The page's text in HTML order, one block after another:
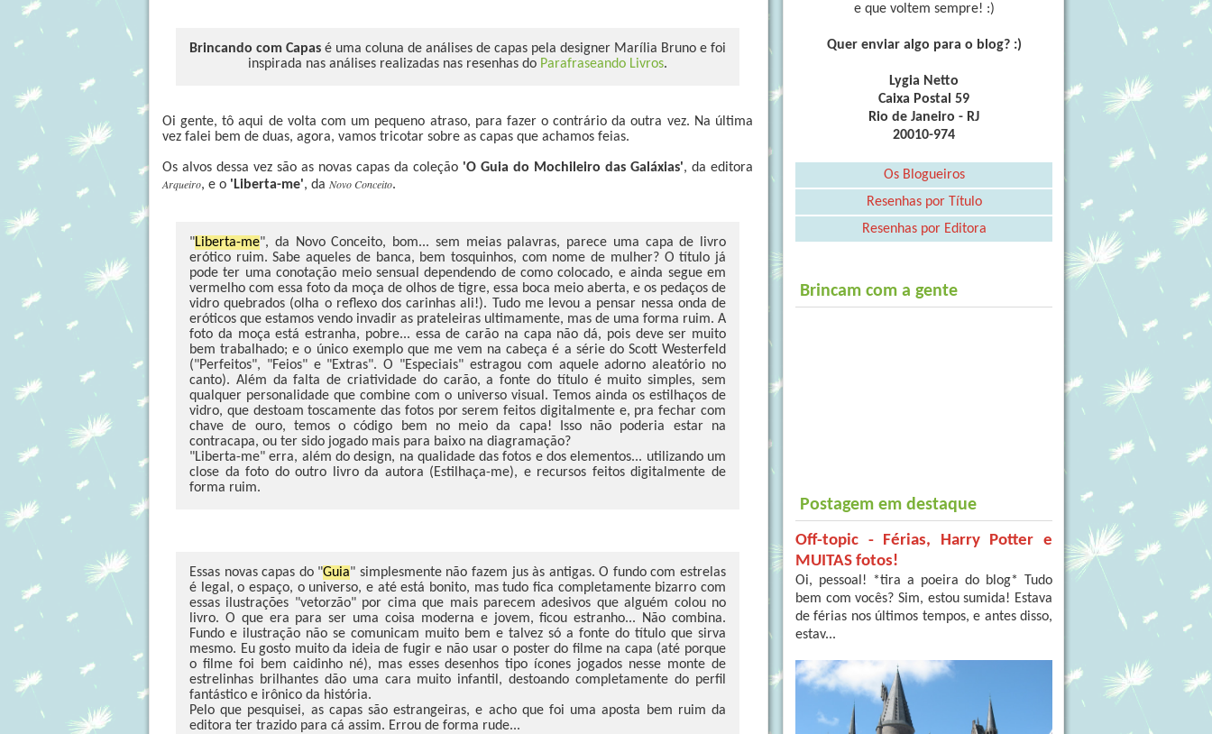
Brincando com Capas é uma coluna de análises de capas pela designer Marília Bruno e foi
inspirada nas análises realizadas nas resenhas do Parafraseando Livros.
Oi gente, tô aqui de volta com um pequeno atraso, para fazer o contrário da outra vez. Na última
vez falei bem de duas, agora, vamos tricotar sobre as capas que achamos feias.
Os alvos dessa vez são as novas capas da coleção 'O Guia do Mochileiro das Galáxias', da editora
Arqueiro, e o 'Liberta-me', da Novo Conceito.
"Liberta-me", da Novo Conceito, bom... sem meias palavras, parece uma capa de livro
erótico ruim. Sabe aqueles de banca, bem tosquinhos, com nome de mulher? O título já
pode ter uma conotação meio sensual dependendo de como colocado, e ainda segue em
vermelho com essa foto da moça de olhos de tigre, essa boca meio aberta, e os pedaços de
vidro quebrados (olha o reflexo dos carinhas ali!). Tudo me levou a pensar nessa onda de
eróticos que estamos vendo invadir as prateleiras ultimamente, mas de uma forma ruim. A
foto da moça está estranha, pobre... essa de carão na capa não dá, pois deve ser muito
bem trabalhado; e o único exemplo que me vem na cabeça é a série do Scott Westerfeld
("Perfeitos", "Feios" e "Extras". O "Especiais" estragou com aquele adorno aleatório no
canto). Além da falta de criatividade do carão, a fonte do título é muito simples, sem
qualquer personalidade que combine com o universo visual. Temos ainda os estilhaços de
vidro, que destoam toscamente das fotos por serem feitos digitalmente e, pra fechar com
chave de ouro, temos o código bem no meio da capa! Isso não poderia estar na
contracapa, ou ter sido jogado mais para baixo na diagramação?
"Liberta-me" erra, além do design, na qualidade das fotos e dos elementos... utilizando um
close da foto do outro livro da autora (Estilhaça-me), e recursos feitos digitalmente de
forma ruim.
Essas novas capas do "Guia" simplesmente não fazem jus às antigas. O fundo com estrelas
é legal, o espaço, o universo, e até está bonito, mas tudo fica completamente bizarro com
essas ilustrações "vetorzão" por cima que mais parecem adesivos que alguém colou no
livro. O que era para ser uma coisa moderna e jovem, ficou estranho... Não combina.
Fundo e ilustração não se comunicam muito bem e talvez só a fonte do título que sirva
mesmo. Eu gosto muito da ideia de fugir e não usar o poster do filme na capa (até porque
o filme foi bem caidinho né), mas esses desenhos tipo ícones jogados nesse monte de
estrelinhas brilhantes dão uma cara muito infantil, destoando completamente do perfil
fantástico e irônico da história.
Pelo que pesquisei, as capas são estrangeiras, e acho que foi uma aposta bem ruim da
editora ter trazido para cá assim. Errou de forma rude...
e que voltem sempre! :)
Quer enviar algo para o blog? :)
Lygia Netto
Caixa Postal 59
Rio de Janeiro - RJ
20010-974
Os Blogueiros
Resenhas por Título
Resenhas por Editora
Brincam com a gente
Postagem em destaque
Off-topic - Férias, Harry Potter e
MUITAS fotos!
Oi, pessoal! *tira a poeira do blog* Tudo
bem com vocês? Sim, estou sumida! Estava
de férias nos últimos tempos, e antes disso,
estav...